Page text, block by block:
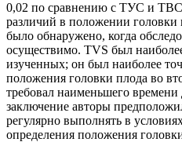
0,02 по сравнению с ТУС и
различий в положении
было обнаружено, когда
осуществимо. TVS был
изученных; он был наиболее
положения головки плода во
требовал наименьшего
заключение авторы
регулярно выполнять в
определения положения